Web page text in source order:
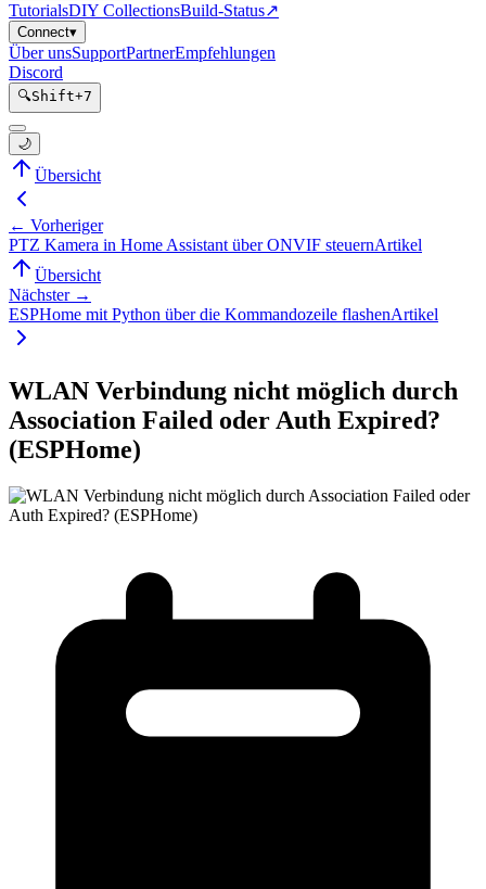
TutorialsDIY CollectionsBuild-Status↗
Connect▾
Über unsSupportPartnerEmpfehlungen
Discord
🔍Shift+7
🌙
Übersicht
← Vorheriger
PTZ Kamera in Home Assistant über ONVIF steuernArtikel
Übersicht
Nächster →
ESPHome mit Python über die Kommandozeile flashenArtikel
WLAN Verbindung nicht möglich durch
Association Failed oder Auth Expired?
(ESPHome)